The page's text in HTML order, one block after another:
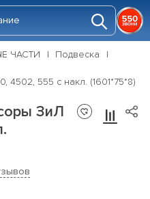
ЧАСТИ
Подвеска
4502, 555 с накл. (1601*75*8)
ЗиЛ